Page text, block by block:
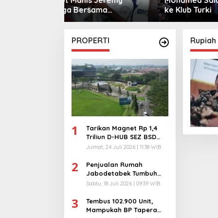
ke Klub Turki
PROPERTI
1
Tarikan Magnet Rp 1,4
Triliun D-HUB SEZ BSD
City, Buka 1736
Jumat, 24 Juli 2026 | 11:38 WIB
2
Penjualan Rumah
Jabodetabek Tumbuh
94%! Developer
Ekstra
Sabtu, 18 Juli 2026 | 09:39 WIB
3
Tembus 102.900 Unit,
Mampukah BP Tapera